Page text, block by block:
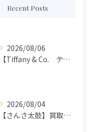
Recent Posts
2026/08/06
【Tiffany & Co. ティファニー】買取 大吉盛岡店 アクセサリー買取しました！！
2026/08/04
【さんさ太鼓】買取 大吉盛岡店 楽器 買取します！！